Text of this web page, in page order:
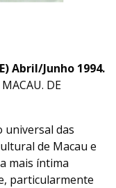
Abril/Junho 1994.
DE
universal das
de Macau e
mais íntima
particularmente